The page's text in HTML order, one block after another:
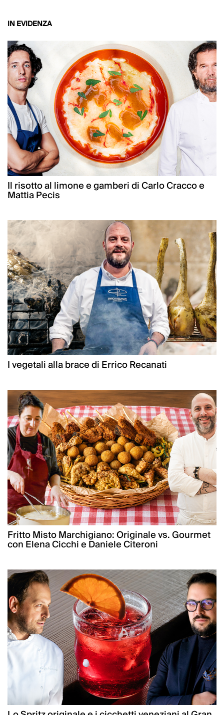
IN EVIDENZA
Il risotto al limone e gamberi di Carlo Cracco e
Mattia Pecis
I vegetali alla brace di Errico Recanati
Fritto Misto Marchigiano: Originale vs. Gourmet
con Elena Cicchi e Daniele Citeroni